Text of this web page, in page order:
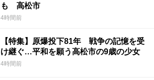
も 高松市
4時間前
【特集】原爆投下81年 戦争の記憶を受
け継ぐ…平和を願う高松市の9歳の少女
4時間前